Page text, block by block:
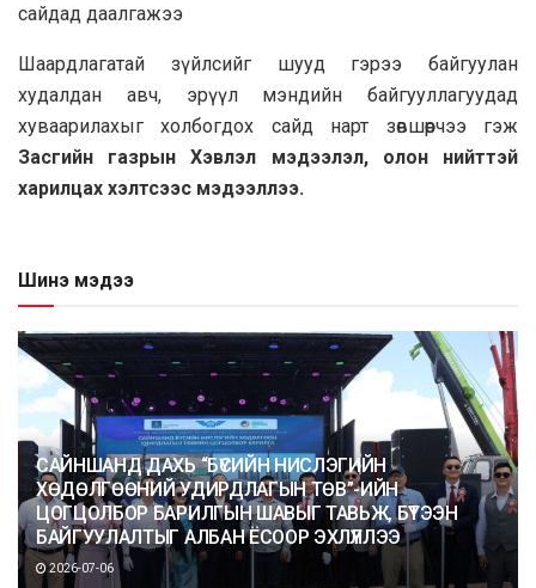
сайдад даалгажээ
Шaaрдлагатай зүйлсийг шууд гэрээ байгуулан
худалдан авч, эрүүл мэндийн байгууллагуудад
хувaaрилахыг холбогдох сайд нарт зөвшөөрчээ гэж
Засгийн газрын Хэвлэл мэдээлэл, олон нийттэй
харилцах хэлтсээс мэдээллээ.
Шинэ мэдээ
САЙНШАНД ДАХЬ “БҮСИЙН НИСЛЭГИЙН
ХӨДӨЛГӨӨНИЙ УДИРДЛАГЫН ТӨВ”-ИЙН
ЦОГЦОЛБОР БАРИЛГЫН ШАВЫГ ТАВЬЖ, БҮТЭЭН
БАЙГУУЛАЛТЫГ АЛБАН ЁСООР ЭХЛҮҮЛЛЭЭ
2026-07-06